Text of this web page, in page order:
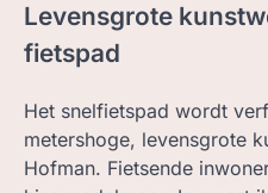
Levensgrote
fietspad
Het snelfietspad wordt
metershoge, levensgrote
Hofman. Fietsende